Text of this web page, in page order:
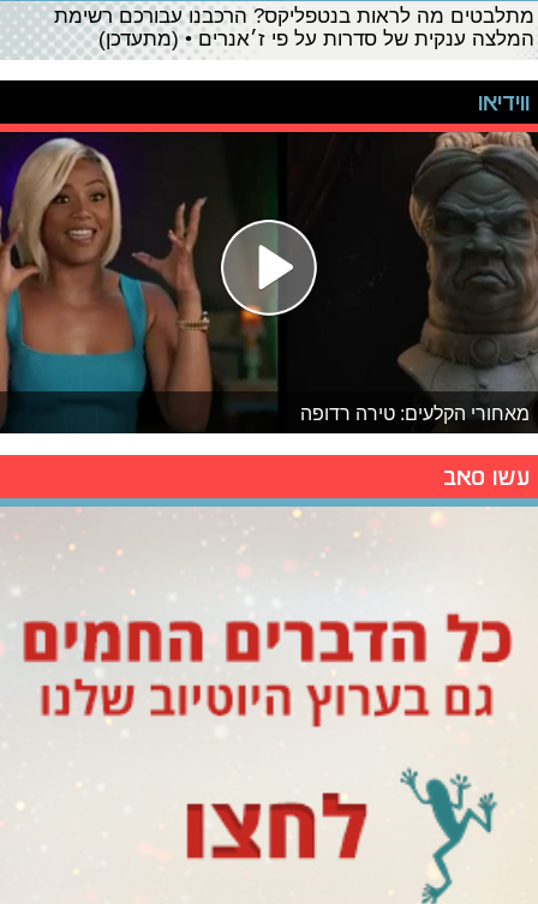
מתלבטים מה לראות בנטפליקס? הרכבנו עבורכם רשימת
המלצה ענקית של סדרות על פי ז׳אנרים • (מתעדכן)
ווידיאו
מאחורי הקלעים: טירה רדופה
עשו סאב